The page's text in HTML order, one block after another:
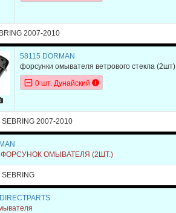
2007-2010
58115 DORMAN
форсунки омывателя ветрового стекла (2шт)
0 шт. Дунайский
2007-2010
ОМЫВАТЕЛЯ (2ШТ.)